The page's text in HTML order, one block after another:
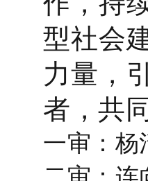
型社会
力量，
者，共
一审：杨